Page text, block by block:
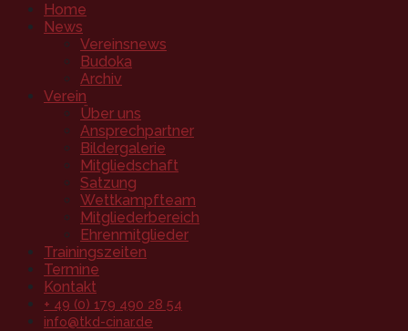
Home
News
Vereinsnews
Budoka
Archiv
Verein
Über uns
Ansprechpartner
Bildergalerie
Mitgliedschaft
Satzung
Wettkampfteam
Mitgliederbereich
Ehrenmitglieder
Trainingszeiten
Termine
Kontakt
+ 49 (0) 179 490 28 54
info@tkd-cinar.de